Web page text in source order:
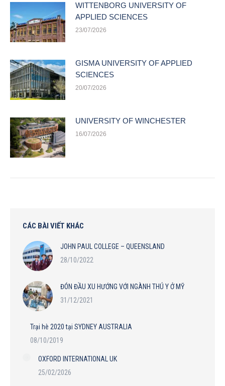
WITTENBORG UNIVERSITY OF
APPLIED SCIENCES
23/07/2026
GISMA UNIVERSITY OF APPLIED
SCIENCES
20/07/2026
UNIVERSITY OF WINCHESTER
16/07/2026
CÁC BÀI VIẾT KHÁC
JOHN PAUL COLLEGE – QUEENSLAND
28/10/2022
ĐÓN ĐẦU XU HƯỚNG VỚI NGÀNH THÚ Y Ở MỸ
31/12/2021
Trại hè 2020 tại SYDNEY AUSTRALIA
08/10/2019
OXFORD INTERNATIONAL UK
25/02/2026